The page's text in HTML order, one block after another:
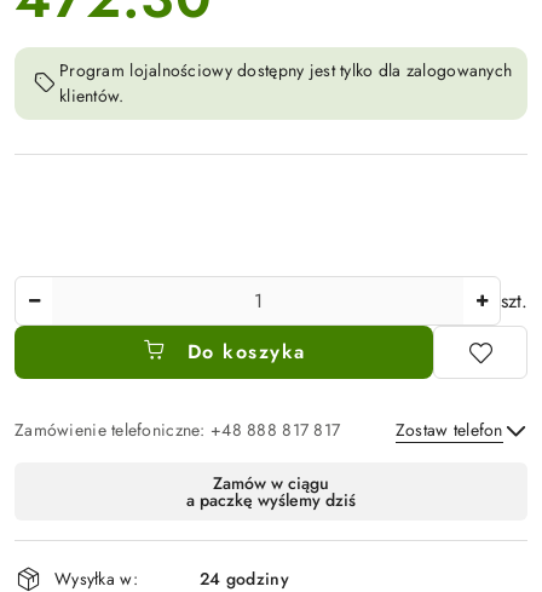
Program lojalnościowy dostępny jest tylko dla zalogowanych
klientów.
szt.
Do koszyka
Zamówienie telefoniczne: +48 888 817 817 Zostaw telefon
Wyślij
dostawa
Zamów w ciągu
a paczkę wyślemy dziś
Wysyłka w:
24 godziny